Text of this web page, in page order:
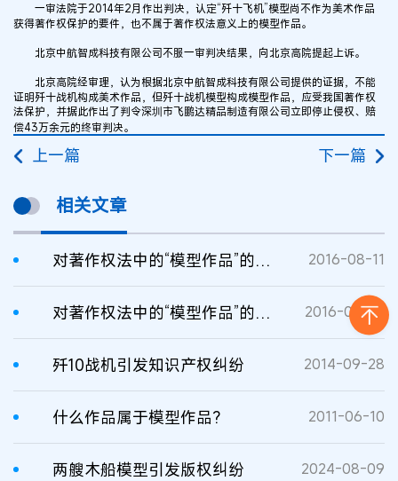
一审法院于2014年2月作出判决，认定“歼十飞机”模型尚不作为美术作品
获得著作权保护的要件，也不属于著作权法意义上的模型作品。
北京中航智成科技有限公司不服一审判决结果，向北京高院提起上诉。
北京高院经审理，认为根据北京中航智成科技有限公司提供的证据，不能
证明歼十战机构成美术作品，但歼十战机模型构成模型作品，应受我国著作权
法保护，并据此作出了判令深圳市飞鹏达精品制造有限公司立即停止侵权、赔
偿43万余元的终审判决。
上一篇 下一篇
相关文章
对著作权法中的“模型作品”的探讨 2016-08-11
对著作权法中的“模型作品”的探讨 2016-05-27
歼10战机引发知识产权纠纷 2014-09-28
什么作品属于模型作品? 2011-06-10
两艘木船模型引发版权纠纷 2024-08-09